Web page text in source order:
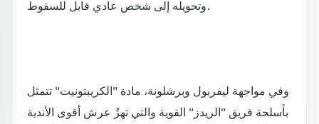
وتحويله إلى شخص عادي قابل للسقوط.
وفي مواجهة ليفربول وبرشلونة، مادة "الكريبتونيت" تتمثل
بأسلحة فريق "الريدز" القوية والتي تهزُ عرش أقوى الأندية